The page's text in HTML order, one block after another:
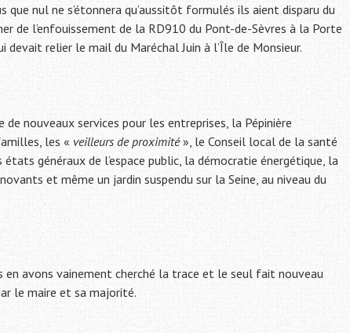
nul ne s’étonnera qu’aussitôt formulés ils aient disparu du
de l’enfouissement de la RD910 du Pont-de-Sèvres à la Porte
devait relier le mail du Maréchal Juin à l’Île de Monsieur.
nouveaux services pour les entreprises, la Pépinière
les « veilleurs de proximité», le Conseil local de la santé
généraux de l’espace public, la démocratie énergétique, la
et même un jardin suspendu sur la Seine, au niveau du
en avons vainement cherché la trace et le seul fait nouveau
le maire et sa majorité.